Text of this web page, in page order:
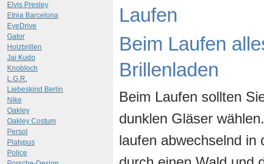
Laufen
Beim Laufen
Brillenladen
Beim Laufen sollten
dunklen Gläser
laufen abwechselnd in
Elvis Presley
Etnia Barcelona
EyeDrive
Gator
Holzbrillen
Jai Kudo
Knobloch
L.G.R.
Liebeskind Berlin
Nike
Oakley
Oakley Costum
Persol
Platypus
Police